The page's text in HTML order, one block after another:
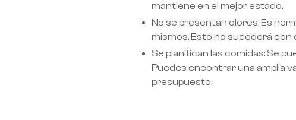
mantiene en el mejor estado.
No se presentan olores: Es
mismos. Esto no sucederá con
Se planifican las comidas: Se
Puedes encontrar una amplia
presupuesto.